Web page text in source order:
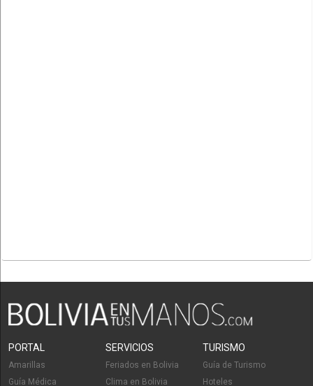
PORTAL
Amarillas
Guía Médica
SERVICIOS
Feriados en Bolivia
Clima en Bolivia
TURISMO
Guía de Turismo
Hoteles